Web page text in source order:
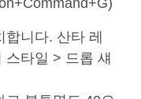
니다. 산타 레
타일 > 드롭 섀